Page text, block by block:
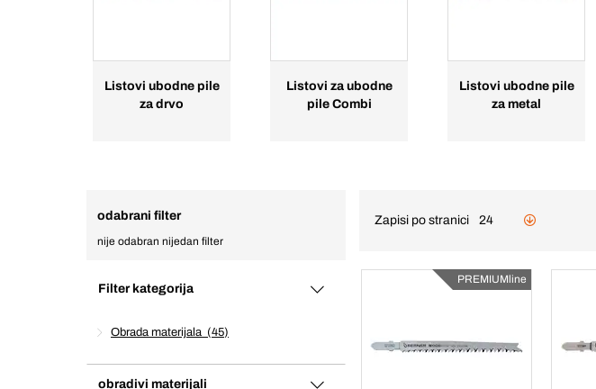
Listovi ubodne pile
za drvo
Listovi za ubodne
pile Combi
Listovi ubodne pile
za metal
odabrani filter
nije odabran nijedan filter
Filter kategorija
Obrada materijala 45
obradivi materijali
Zapisi po stranici 24
PREMIUMline